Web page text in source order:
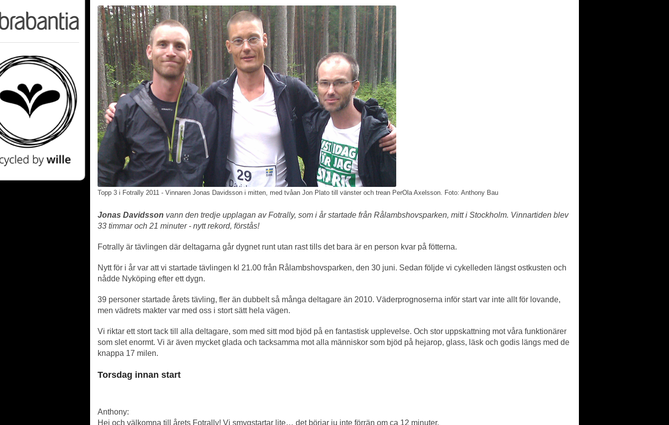
Topp 3 i Fotrally 2011 - Vinnaren Jonas Davidsson i mitten, med tvåan Jon Plato till vänster och trean PerOla Axelsson. Foto: Anthony Bau
Jonas Davidsson vann den tredje upplagan av Fotrally, som i år startade från Rålambshovsparken, mitt i Stockholm. Vinnartiden blev
33 timmar och 21 minuter - nytt rekord, förstås!
Fotrally är tävlingen där deltagarna går dygnet runt utan rast tills det bara är en person kvar på fötterna.
Nytt för i år var att vi startade tävlingen kl 21.00 från Rålambshovsparken, den 30 juni. Sedan följde vi cykelleden längst ostkusten och
nådde Nyköping efter ett dygn.
39 personer startade årets tävling, fler än dubbelt så många deltagare än 2010. Väderprognoserna inför start var inte allt för lovande,
men vädrets makter var med oss i stort sätt hela vägen.
Vi riktar ett stort tack till alla deltagare, som med sitt mod bjöd på en fantastisk upplevelse. Och stor uppskattning mot våra funktionärer
som slet enormt. Vi är även mycket glada och tacksamma mot alla människor som bjöd på hejarop, glass, läsk och godis längs med de
knappa 17 milen.
Torsdag innan start
Anthony:
Hej och välkomna till årets Fotrally! Vi smygstartar lite… det börjar ju inte förrän om ca 12 minuter.